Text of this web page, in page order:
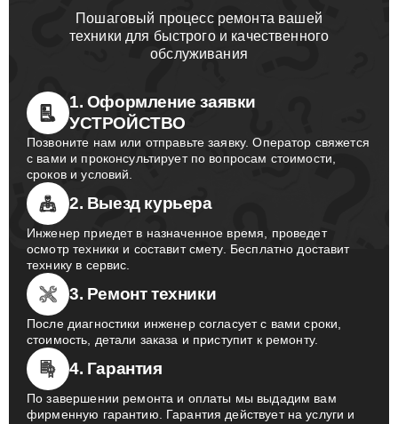
Пошаговый процесс ремонта вашей
техники для быстрого и качественного
обслуживания
1. Оформление заявки
УСТРОЙСТВО
Позвоните нам или отправьте заявку. Оператор свяжется
с вами и проконсультирует по вопросам стоимости,
сроков и условий.
2. Выезд курьера
Инженер приедет в назначенное время, проведет
осмотр техники и составит смету. Бесплатно доставит
технику в сервис.
3. Ремонт техники
После диагностики инженер согласует с вами сроки,
стоимость, детали заказа и приступит к ремонту.
4. Гарантия
По завершении ремонта и оплаты мы выдадим вам
фирменную гарантию. Гарантия действует на услуги и